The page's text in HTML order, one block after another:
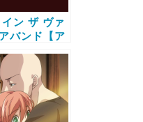
ン ザ ヴァ
バンド【ア
較と無料で
する方法